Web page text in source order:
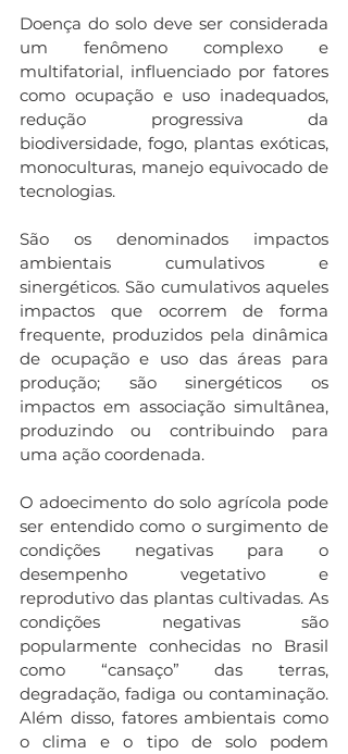
Doença do solo deve ser considerada
um fenômeno complexo e
multifatorial, influenciado por fatores
como ocupação e uso inadequados,
redução progressiva da
biodiversidade, fogo, plantas exóticas,
monoculturas, manejo equivocado de
tecnologias.
São os denominados impactos
ambientais cumulativos e
sinergéticos. São cumulativos aqueles
impactos que ocorrem de forma
frequente, produzidos pela dinâmica
de ocupação e uso das áreas para
produção; são sinergéticos os
impactos em associação simultânea,
produzindo ou contribuindo para
uma ação coordenada.
O adoecimento do solo agrícola pode
ser entendido como o surgimento de
condições negativas para o
desempenho vegetativo e
reprodutivo das plantas cultivadas. As
condições negativas são
popularmente conhecidas no Brasil
como “cansaço” das terras,
degradação, fadiga ou contaminação.
Além disso, fatores ambientais como
o clima e o tipo de solo podem